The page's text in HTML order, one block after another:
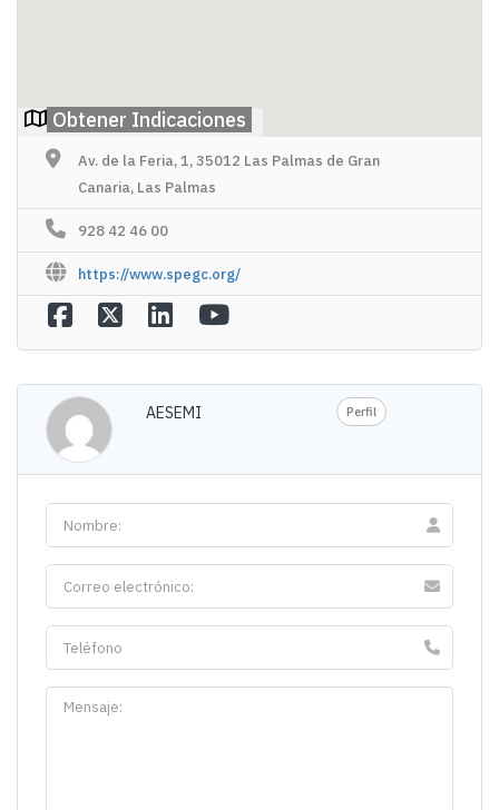
Obtener Indicaciones
Av. de la Feria, 1, 35012 Las Palmas de Gran
Canaria, Las Palmas
928 42 46 00
https://www.spegc.org/
AESEMI Perfil